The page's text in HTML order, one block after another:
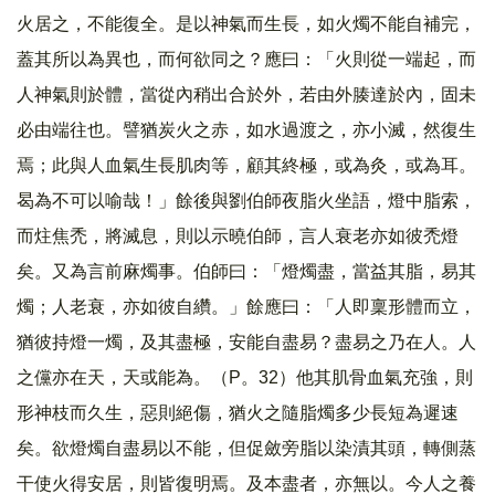
火居之，不能復全。是以神氣而生長，如火燭不能自補完，
蓋其所以為異也，而何欲同之？應曰：「火則從一端起，而
人神氣則於體，當從內稍出合於外，若由外腠達於內，固未
必由端往也。譬猶炭火之赤，如水過渡之，亦小滅，然復生
焉；此與人血氣生長肌肉等，顧其終極，或為灸，或為耳。
曷為不可以喻哉！」餘後與劉伯師夜脂火坐語，燈中脂索，
而炷焦禿，將滅息，則以示曉伯師，言人衰老亦如彼禿燈
矣。又為言前麻燭事。伯師曰：「燈燭盡，當益其脂，易其
燭；人老衰，亦如彼自纘。」餘應曰：「人即稟形體而立，
猶彼持燈一燭，及其盡極，安能自盡易？盡易之乃在人。人
之儻亦在天，天或能為。（P。32）他其肌骨血氣充強，則
形神枝而久生，惡則絕傷，猶火之隨脂燭多少長短為遲速
矣。欲燈燭自盡易以不能，但促斂旁脂以染漬其頭，轉側蒸
干使火得安居，則皆復明焉。及本盡者，亦無以。今人之養